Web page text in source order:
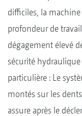
difficiles, la
profondeur de
dégagement élevé
sécurité
particulière : Le
montés sur les
assure après le